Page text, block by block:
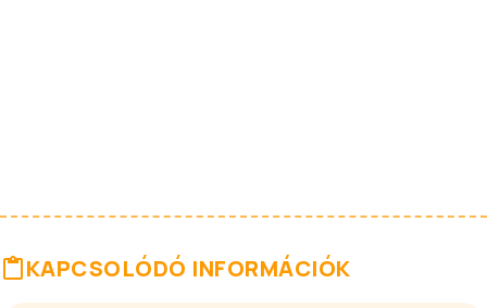
KAPCSOLÓDÓ INFORMÁCIÓK